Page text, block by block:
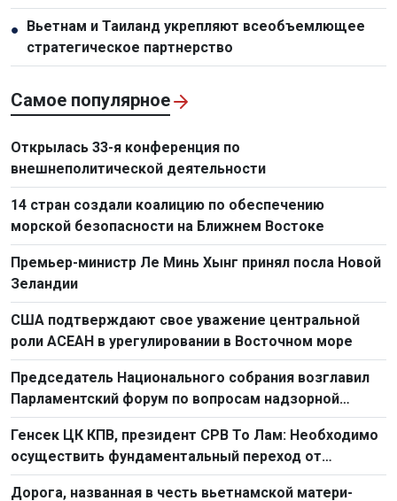
●
Вьетнам и Таиланд укрепляют всеобъемлющее
стратегическое партнерство
Самое популярное
Открылась 33-я конференция по
внешнеполитической деятельности
14 стран создали коалицию по обеспечению
морской безопасности на Ближнем Востоке
Премьер-министр Ле Минь Хынг принял посла Новой
Зеландии
США подтверждают свое уважение центральной
роли АСЕАН в урегулировании в Восточном море
Председатель Национального собрания возглавил
Парламентский форум по вопросам надзорной
деятельности 2026 г.
Генсек ЦК КПВ, президент СРВ То Лам: Необходимо
осуществить фундаментальный переход от
простого труда к созидательному труду
Дорога, названная в честь вьетнамской матери-